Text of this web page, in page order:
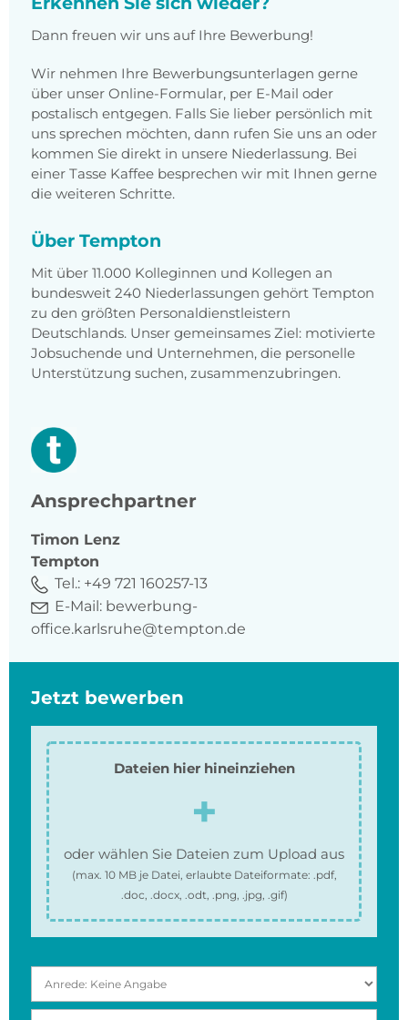
Dann freuen wir uns auf Ihre Bewerbung!
Wir nehmen Ihre Bewerbungsunterlagen gerne
über unser Online-Formular, per E-Mail oder
postalisch entgegen. Falls Sie lieber persönlich mit
uns sprechen möchten, dann rufen Sie uns an oder
kommen Sie direkt in unsere Niederlassung. Bei
einer Tasse Kaffee besprechen wir mit Ihnen gerne
die weiteren Schritte.
Über Tempton
Mit über 11.000 Kolleginnen und Kollegen an
bundesweit 240 Niederlassungen gehört Tempton
zu den größten Personaldienstleistern
Deutschlands. Unser gemeinsames Ziel: motivierte
Jobsuchende und Unternehmen, die personelle
Unterstützung suchen, zusammenzubringen.
Ansprechpartner
Timon Lenz
Tempton
Tel.: +49 721 160257-13
E-Mail: bewerbung-
office.karlsruhe@tempton.de
Jetzt bewerben
Dateien hier hineinziehen
oder wählen Sie Dateien zum Upload aus
(max. 10 MBje Datei, erlaubte Dateiformate: .pdf,
.doc, .docx, .odt, .png, .jpg, .gif)